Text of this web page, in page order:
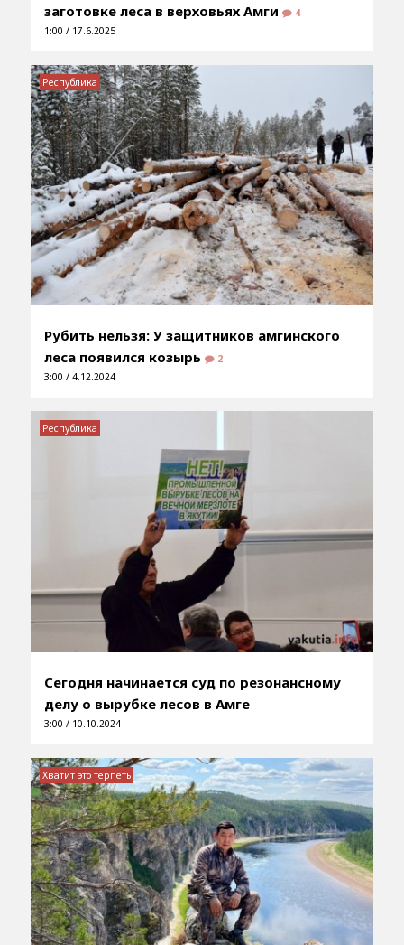
заготовке леса в верховьях Амги
4
1:00 / 17.6.2025
Рубить нельзя: У защитников амгинского
леса появился козырь
2
3:00 / 4.12.2024
Республика
Сегодня начинается суд по резонансному
делу о вырубке лесов в Амге
3:00 / 10.10.2024
Республика
Хватит это терпеть